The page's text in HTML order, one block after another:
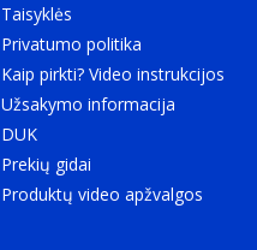
Taisyklės
Privatumo politika
Kaip pirkti? Video instrukcijos
Užsakymo informacija
DUK
Prekių gidai
Produktų video apžvalgos